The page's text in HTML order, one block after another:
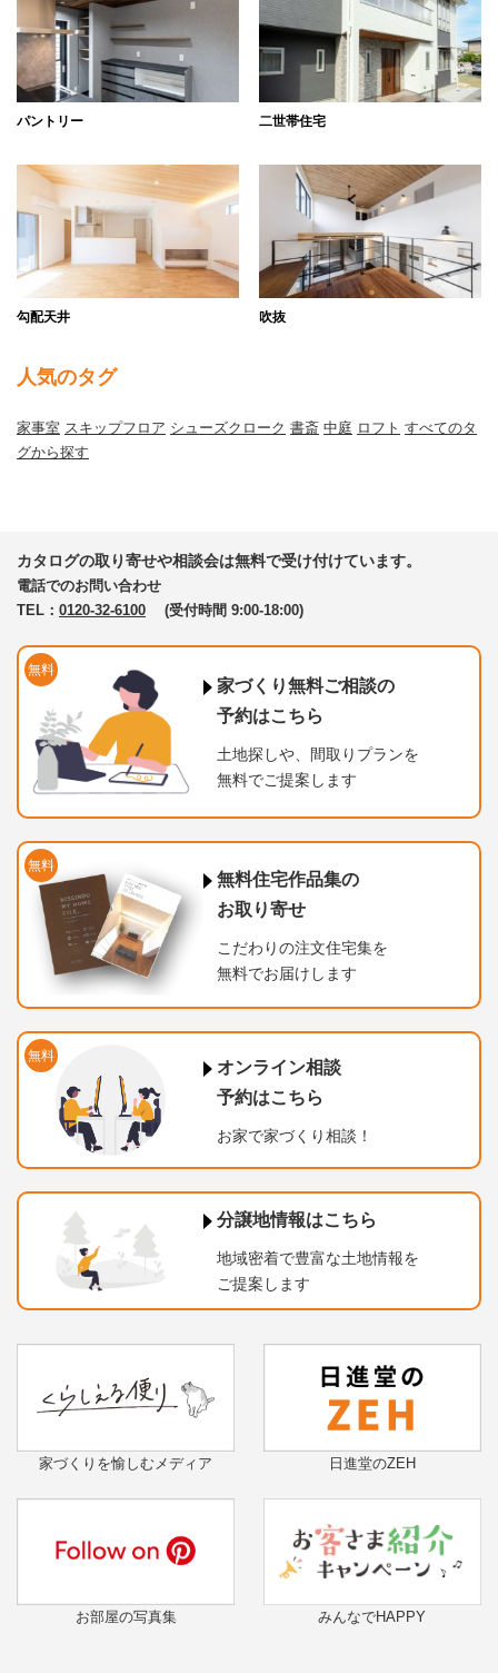
パントリー 二世帯住宅
勾配天井 吹抜
人気のタグ
家事室 スキップフロア シューズクローク 書斎 中庭 ロフト すべてのタ
グから探す
カタログの取り寄せや相談会は無料で受け付けています。
電話でのお問い合わせ
TEL： 0120-32-6100 (受付時間 9:00-18:00)
無料
家づくり無料ご相談の
予約はこちら
土地探しや、間取りプランを
無料でご提案します
無料
無料住宅作品集の
お取り寄せ
こだわりの注文住宅集を
無料でお届けします
無料
オンライン相談
予約はこちら
お家で家づくり相談！
分譲地情報はこちら
地域密着で豊富な土地情報を
ご提案します
家づくりを愉しむメディア 日進堂のZEH
お部屋の写真集 みんなでHAPPY